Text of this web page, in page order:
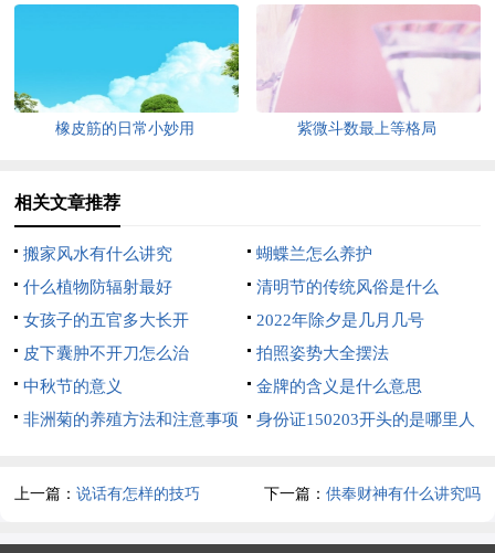
橡皮筋的日常小妙用 紫微斗数最上等格局
相关文章推荐
搬家风水有什么讲究
蝴蝶兰怎么养护
什么植物防辐射最好
清明节的传统风俗是什么
女孩子的五官多大长开
2022年除夕是几月几号
皮下囊肿不开刀怎么治
拍照姿势大全摆法
中秋节的意义
金牌的含义是什么意思
非洲菊的养殖方法和注意事项
身份证150203开头的是哪里人
上一篇：说话有怎样的技巧 下一篇： 供奉财神有什么讲究吗